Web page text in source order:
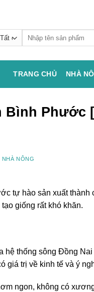
TRANG CHỦ NHÀ
Bình Phước
NHÀ NÔNG
tự hào sản xuất thành
giống rất khó khăn.
hệ thống sông Đồng
giá trị về kinh tế và ý
ngon, không có